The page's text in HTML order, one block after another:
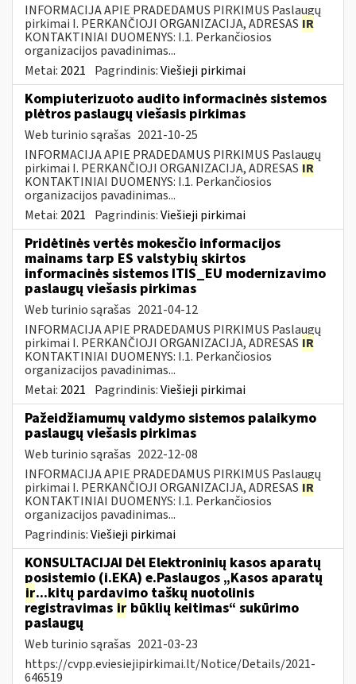
INFORMACIJA APIE PRADEDAMUS PIRKIMUS Paslaugų
pirkimai I. PERKANČIOJI ORGANIZACIJA, ADRESAS IR
KONTAKTINIAI DUOMENYS: I.1. Perkančiosios
organizacijos pavadinimas...
Metai: 2021 Pagrindinis:Viešieji pirkimai
Kompiuterizuoto audito informacinės sistemos
plėtros paslaugų viešasis pirkimas
Web turinio sąrašas 2021-10-25
INFORMACIJA APIE PRADEDAMUS PIRKIMUS Paslaugų
pirkimai I. PERKANČIOJI ORGANIZACIJA, ADRESAS IR
KONTAKTINIAI DUOMENYS: I.1. Perkančiosios
organizacijos pavadinimas...
Metai: 2021 Pagrindinis:Viešieji pirkimai
Pridėtinės vertės mokesčio informacijos
mainams tarp ES valstybių skirtos
informacinės sistemos ITIS_EU modernizavimo
paslaugų viešasis pirkimas
Web turinio sąrašas 2021-04-12
INFORMACIJA APIE PRADEDAMUS PIRKIMUS Paslaugų
pirkimai I. PERKANČIOJI ORGANIZACIJA, ADRESAS IR
KONTAKTINIAI DUOMENYS: I.1. Perkančiosios
organizacijos pavadinimas...
Metai: 2021 Pagrindinis:Viešieji pirkimai
Pažeidžiamumų valdymo sistemos palaikymo
paslaugų viešasis pirkimas
Web turinio sąrašas 2022-12-08
INFORMACIJA APIE PRADEDAMUS PIRKIMUS Paslaugų
pirkimai I. PERKANČIOJI ORGANIZACIJA, ADRESAS IR
KONTAKTINIAI DUOMENYS: I.1. Perkančiosios
organizacijos pavadinimas...
Pagrindinis:Viešieji pirkimai
KONSULTACIJAI Dėl Elektroninių kasos aparatų
posistemio (i.EKA) e.Paslaugos „Kasos aparatų
ir...kitų pardavimo taškų nuotolinis
registravimas ir būklių keitimas“ sukūrimo
paslaugų
Web turinio sąrašas 2021-03-23
https://cvpp.eviesiejipirkimai.lt/Notice/Details/2021-
646519